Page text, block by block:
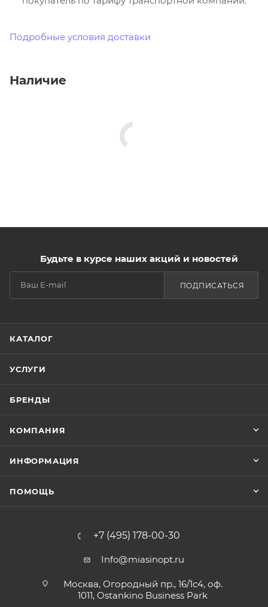
Подробные условия доставки
Наличие
Будьте в курсе наших акций и новостей
ПОДПИСАТЬСЯ
КАТАЛОГ
УСЛУГИ
БРЕНДЫ
КОМПАНИЯ
ИНФОРМАЦИЯ
ПОМОЩЬ
+7 (495) 178-00-30
Info@miasinopt.ru
Москва, Огородный пр., 16/1с4, оф.
1011, Ostankino Business Park